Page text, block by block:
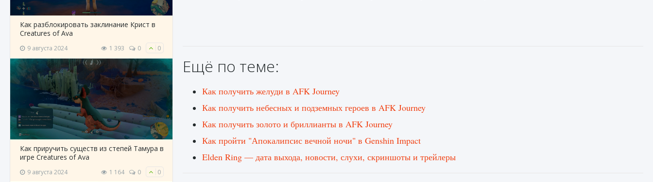
Как разблокировать заклинание Крист в
Creatures of Ava
9 августа 2024 1 393 0 0
Как приручить существ из степей Тамура в
игре Creatures of Ava
9 августа 2024 1 164 0 0
Ещё по теме:
Как получить желуди в AFK Journey
Как получить небесных и подземных героев в AFK Journey
Как получить золото и бриллианты в AFK Journey
Как пройти "Апокалипсис вечной ночи" в Genshin Impact
Elden Ring — дата выхода, новости, слухи, скриншоты и трейлеры